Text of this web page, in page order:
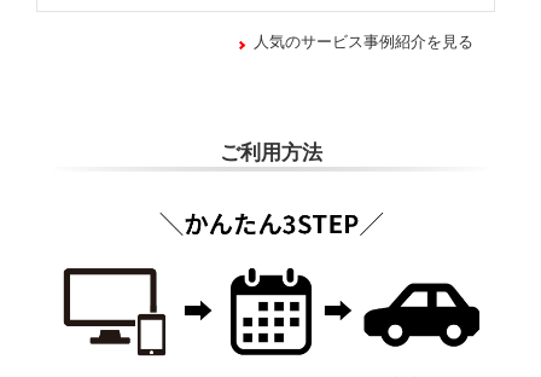
人気のサービス事例紹介を見る
ご利用方法